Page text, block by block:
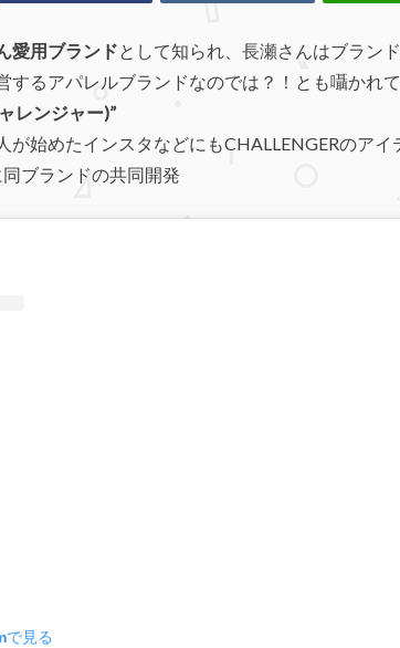
愛用ブランドとして知られ、長瀬さんはブラン
するアパレルブランドなのでは？！とも囁かれ
レンジャー)”
が始めたインスタなどにもCHALLENGERのア
ブランドの共同開発
で見る